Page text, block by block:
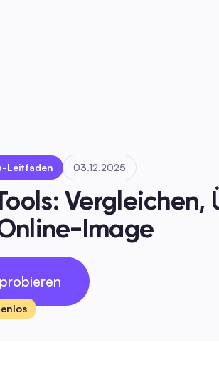
Leitfäden 03.12.2025
Vergleichen,
Image